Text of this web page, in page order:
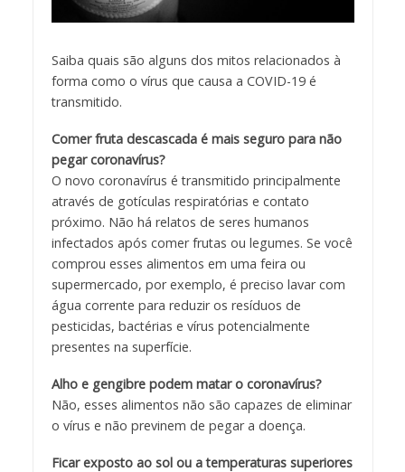
Saiba quais são alguns dos mitos relacionados à
forma como o vírus que causa a COVID-19 é
transmitido.
Comer fruta descascada é mais seguro para não
pegar coronavírus?
O novo coronavírus é transmitido principalmente
através de gotículas respiratórias e contato
próximo. Não há relatos de seres humanos
infectados após comer frutas ou legumes. Se você
comprou esses alimentos em uma feira ou
supermercado, por exemplo, é preciso lavar com
água corrente para reduzir os resíduos de
pesticidas, bactérias e vírus potencialmente
presentes na superfície.
Alho e gengibre podem matar o coronavírus?
Não, esses alimentos não são capazes de eliminar
o vírus e não previnem de pegar a doença.
Ficar exposto ao sol ou a temperaturas superiores